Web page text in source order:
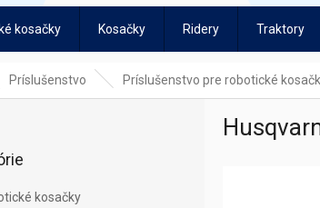
kosačky Kosačky Ridery Traktory
Príslušenstvo Príslušenstvo pre robotické
kosačky